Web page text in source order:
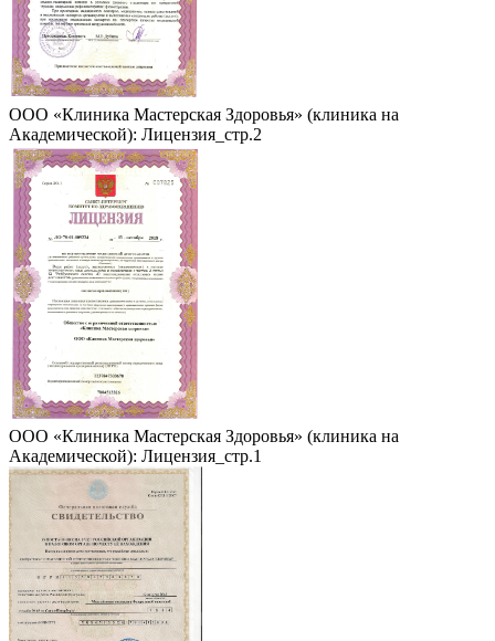
ООО «Клиника Мастерская Здоровья» (клиника на
Академической): Лицензия_стр.2
ООО «Клиника Мастерская Здоровья» (клиника на
Академической): Лицензия_стр.1